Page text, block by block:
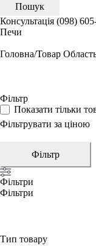
Консультація (098)
Печи
Головна/Товар
Фільтр
Показати тільки
Фільтрувати за ціною
Фільтр
Фільтри
Фільтри
Тип товару